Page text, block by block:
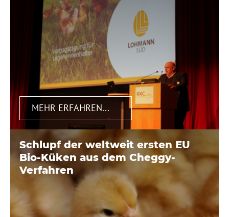
MEHR ERFAHREN...
Schlupf der weltweit ersten EU
Bio-Küken aus dem Cheggy-
Verfahren